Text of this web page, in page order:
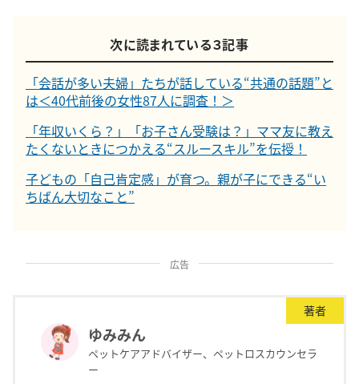
次に読まれている３記事
「会話が多い夫婦」たちが話している“共通の話題”と
は＜40代前後の女性87人に調査！＞
「年収いくら？」「お子さん受験は？」ママ友に教え
たくないときにつかえる“スルースキル”を伝授！
子どもの「自己肯定感」が育つ。親が子にできる“い
ちばん大切なこと”
広告
著者
ゆみみん
ペットケアアドバイザー、ペットロスカウンセラ
ー